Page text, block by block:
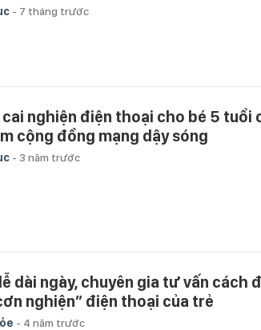
- 7 tháng trước
cai nghiện điện thoại cho bé 5 tuổi
cộng đồng mạng dậy sóng
- 3 năm trước
dài ngày, chuyên gia tư vấn cách
nghiện” điện thoại của trẻ
- 4 năm trước